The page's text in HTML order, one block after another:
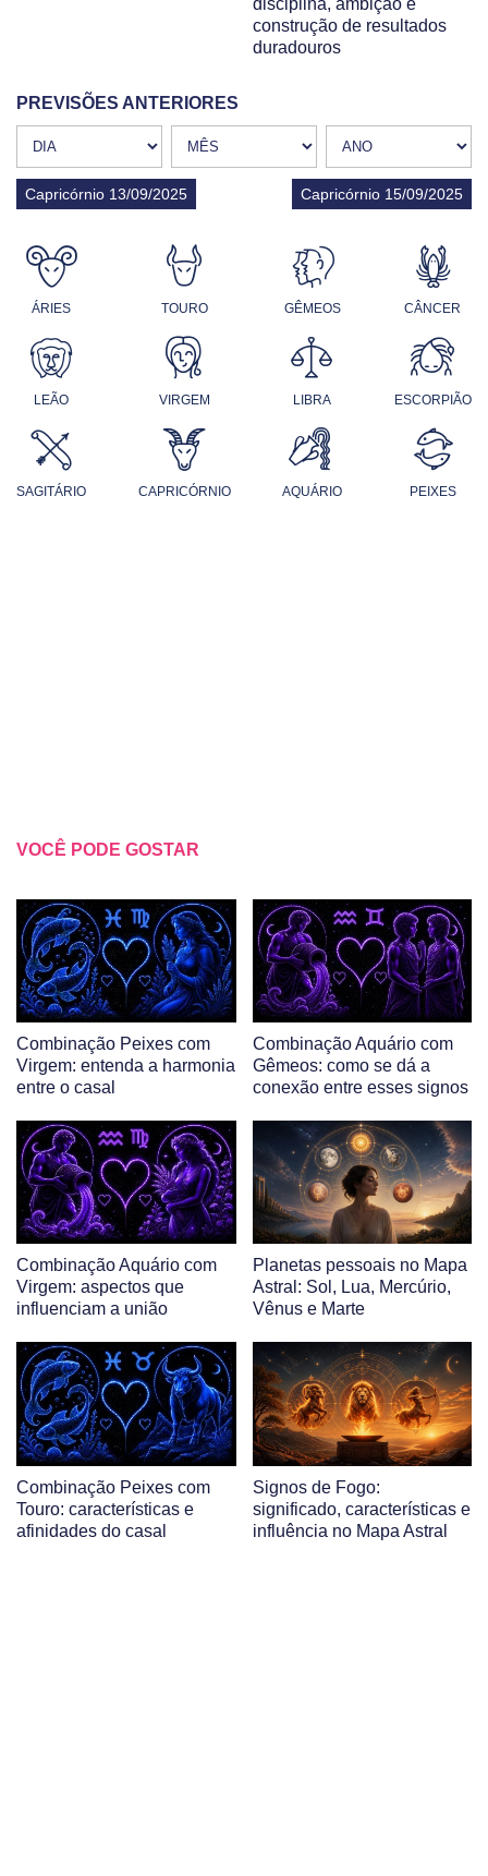
construção de resultados
duradouros
PREVISÕES ANTERIORES
Capricórnio 13/09/2025 Capricórnio 15/09/2025
ÁRIES TOURO GÊMEOS CÂNCER
LEÃO VIRGEM LIBRA ESCORPIÃO
SAGITÁRIO CAPRICÓRNIO AQUÁRIO PEIXES
VOCÊ PODE GOSTAR
Combinação Peixes com
Virgem: entenda a harmonia
entre o casal
Combinação Aquário com
Gêmeos: como se dá a
conexão entre esses signos
Combinação Aquário com
Virgem: aspectos que
influenciam a união
Planetas pessoais no Mapa
Astral: Sol, Lua, Mercúrio,
Vênus e Marte
Combinação Peixes com
Touro: características e
afinidades do casal
Signos de Fogo:
significado, características e
influência no Mapa Astral